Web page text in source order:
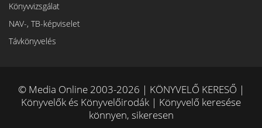
Könyvvizsgálat
NAV-, TB-képviselet
Távkönyvelés
© Media Online 2003-2026 | KÖNYVELŐ KERESŐ |
Könyvelők és Könyvelőirodák | Könyvelő keresése
könnyen, sikeresen